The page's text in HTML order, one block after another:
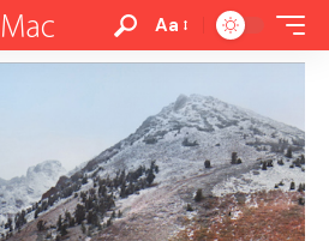
Aa